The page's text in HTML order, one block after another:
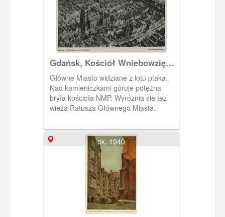
Gdańsk, Kościół Wniebowzięcia
NMP i Ratusz Głównego Miasta,
Danzig Die Marienkierche u.
Rathaus
Główne Miasto widziane z lotu ptaka.
Nad kamieniczkami góruje potężna
bryła kościoła NMP. Wyróżnia się też
wieża Ratusza Głównego Miasta.
ok. 1940